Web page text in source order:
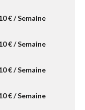
€ / Semaine
€ / Semaine
€ / Semaine
€ / Semaine